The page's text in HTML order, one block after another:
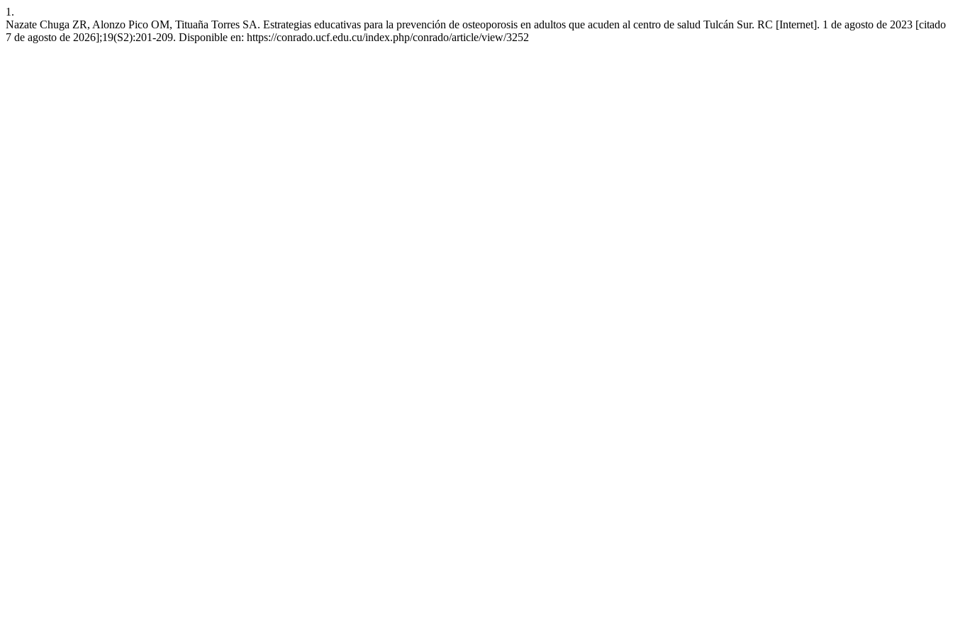
1.
Nazate Chuga ZR, Alonzo Pico OM, Tituaña Torres SA. Estrategias educativas para la prevención de osteoporosis en adultos que acuden al centro de salud Tulcán Sur. RC [Internet]. 1 de agosto de 2023 [citado
7 de agosto de 2026];19(S2):201-209. Disponible en: https://conrado.ucf.edu.cu/index.php/conrado/article/view/3252